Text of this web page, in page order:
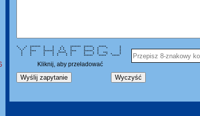
* * ******* * * * ******* ****** ***** *
* * * * * * * * * * * * *
* * * * * * * * * * * *
* **** ******* * * **** ****** * *
* * * * ***** * * * * *** *
* * * * * * * * * * * * *
* * * * * * * ****** ***** *****
Kliknij, aby przeładować